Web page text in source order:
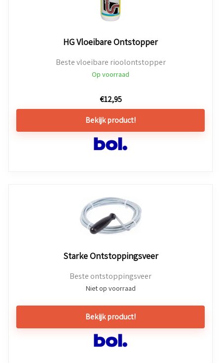
HG Vloeibare Ontstopper
Beste vloeibare rioolontstopper
Op voorraad
€12,95
Bekijk product!
Starke Ontstoppingsveer
Beste ontstoppingsveer
Niet op voorraad
Bekijk product!